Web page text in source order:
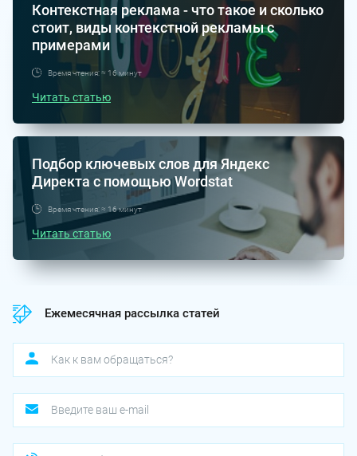
Контекстная реклама - что такое и сколько
стоит, виды контекстной рекламы с
примерами
Время чтения: ≈ 16 минут
Читать статью
Подбор ключевых слов для Яндекс
Директа с помощью Wordstat
Время чтения: ≈ 16 минут
Читать статью
Ежемесячная рассылка статей